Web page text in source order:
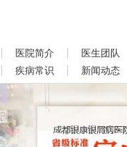
医院简介 医生团队
疾病常识 新闻动态